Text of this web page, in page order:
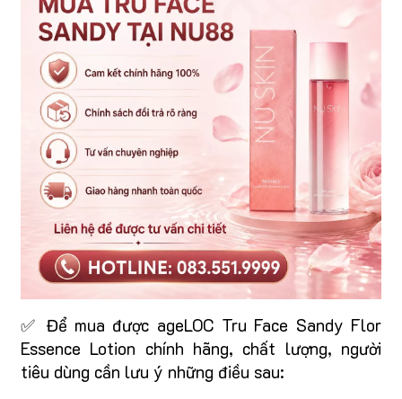
✅ Để mua được ageLOC Tru Face Sandy Flor
Essence Lotion chính hãng, chất lượng, người
tiêu dùng cần lưu ý những điều sau: